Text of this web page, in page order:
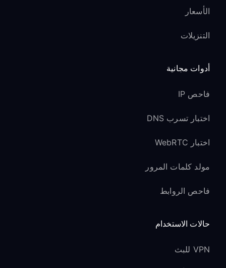
الأسعار
التنزيلات
أدوات مجانية
فاحص IP
اختبار تسرب DNS
اختبار WebRTC
مولد كلمات المرور
فاحص الروابط
حالات الاستخدام
VPN للبث